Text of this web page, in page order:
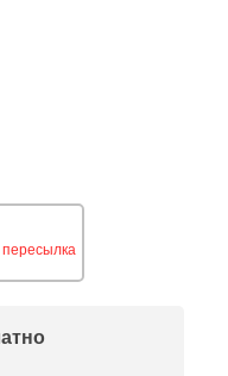
пересылка